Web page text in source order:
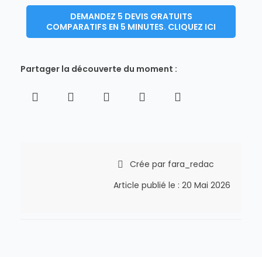
DEMANDEZ 5 DEVIS GRATUITS
COMPARATIFS EN 5 MINUTES. CLIQUEZ ICI
Partager la découverte du moment :
Crée par fara_redac
Article publié le : 20 Mai 2026